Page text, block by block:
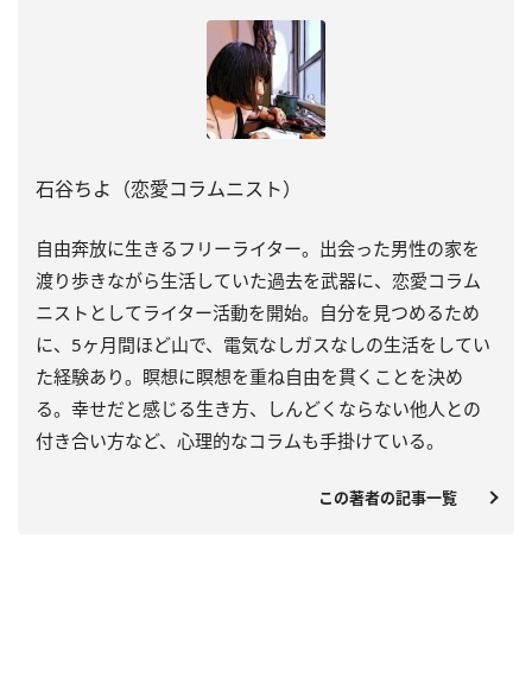
石谷ちよ（恋愛コラムニスト）
自由奔放に生きるフリーライター。出会った男性の家を
渡り歩きながら生活していた過去を武器に、恋愛コラム
ニストとしてライター活動を開始。自分を見つめるため
に、5ヶ月間ほど山で、電気なしガスなしの生活をしてい
た経験あり。瞑想に瞑想を重ね自由を貫くことを決め
る。幸せだと感じる生き方、しんどくならない他人との
付き合い方など、心理的なコラムも手掛けている。
この著者の記事一覧